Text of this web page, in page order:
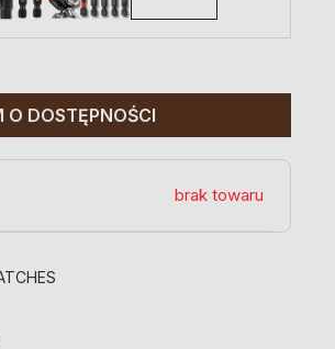
O DOSTĘPNOŚCI
brak towaru